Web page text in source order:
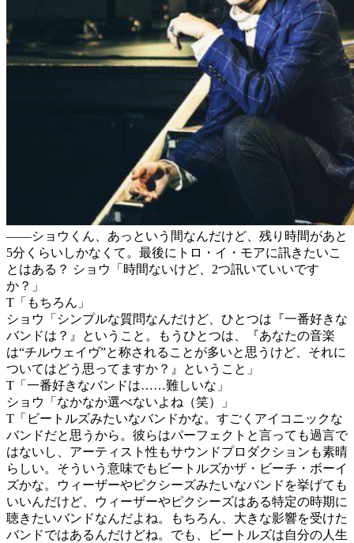
——ショウくん、あっという間なんだけど、残り時間があと
5分くらいしかなくて。最後にトロ・イ・モアに訊きたいこ
とはある？ ショウ
「時間ないけど、2つ訊いていいです
か？」
T 「もちろん」
ショウ
「シンプルな質問なんだけど、ひとつは『一番好きな
バンドは？』ということ。もうひとつは、『あなたの音楽
は“チルウェイヴ”と称されることが多いと思うけど、それに
ついてはどう思ってますか？』ということ」
T 「一番好きなバンドは……難しいな」
ショウ
「なかなか選べないよね（笑）」
T 「ビートルズみたいなバンドかな。すごくアイコニックな
バンドだと思うから。彼らはパーフェクトと言っても過言で
はないし、アーティスト性もサウンドプロダクションも素晴
らしい。そういう意味でもビートルズかザ・ビーチ・ボーイ
ズかな。ウィーザーやピクシーズみたいなバンドを挙げても
いいんだけど、ウィーザーやピクシーズはある特定の時期に
聴きたいバンドなんだよね。もちろん、大きな影響を受けた
バンドではあるんだけどね。でも、ビートルズは自分の人生